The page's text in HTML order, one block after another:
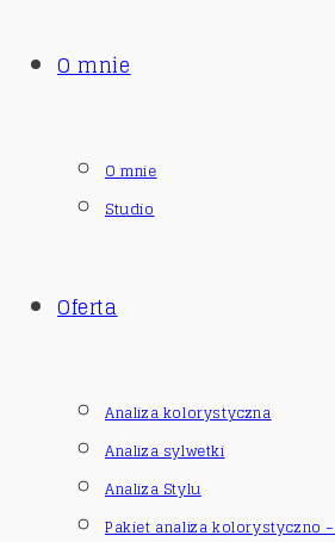
O mnie
O mnie
Studio
Oferta
Analiza kolorystyczna
Analiza sylwetki
Analiza Stylu
Pakiet analiza kolorystyczno